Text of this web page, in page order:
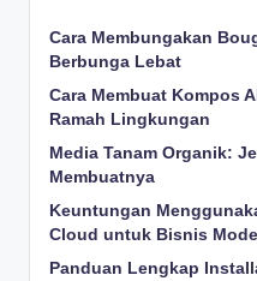
Cara Membungakan
Berbunga Lebat
Cara Membuat Kompos
Ramah Lingkungan
Media Tanam Organik:
Membuatnya
Keuntungan
Cloud untuk Bisnis
Panduan Lengkap